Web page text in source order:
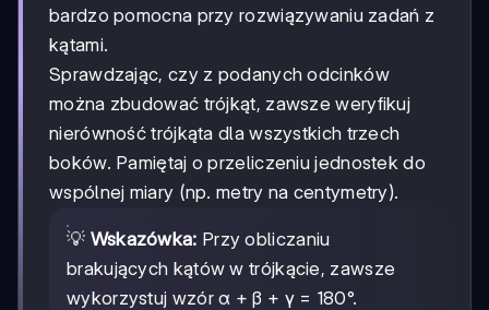
bardzo pomocna przy rozwiązywaniu zadań z
kątami.
Sprawdzając, czy z podanych odcinków
można zbudować trójkąt, zawsze weryfikuj
nierówność trójkąta dla wszystkich trzech
boków. Pamiętaj o przeliczeniu jednostek do
wspólnej miary (np. metry na centymetry).
💡 Wskazówka: Przy obliczaniu
brakujących kątów w trójkącie, zawsze
wykorzystuj wzór α + β + γ = 180°.